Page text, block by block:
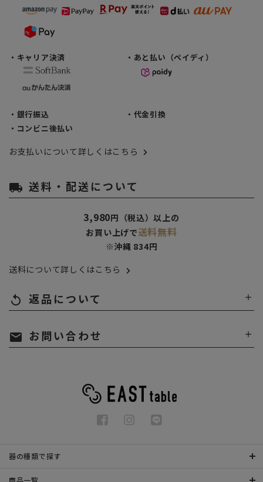
・キャリア決済 ・あと払い（ペイディ）
・銀行振込
・代金引換
・コンビニ後払い
お支払いについて詳しくはこちら
local_shipping 送料・配送について
3,980円（税込）以上の
お買い上げで送料無料
※沖縄 834円
送料について詳しくはこちら
replay 返品について
mail お問い合わせ
器の種類で探す
商品一覧